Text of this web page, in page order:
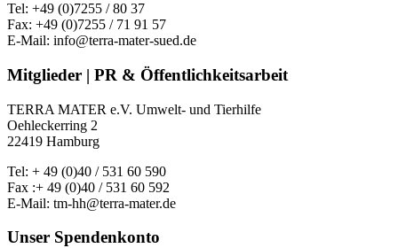
Tel: +49 (0)7255 / 80 37
Fax: +49 (0)7255 / 71 91 57
E-Mail: info@terra-mater-sued.de
Mitglieder | PR & Öffentlichkeitsarbeit
TERRA MATER e.V. Umwelt- und Tierhilfe
Oehleckerring 2
22419 Hamburg
Tel: + 49 (0)40 / 531 60 590
Fax :+ 49 (0)40 / 531 60 592
E-Mail: tm-hh@terra-mater.de
Unser Spendenkonto